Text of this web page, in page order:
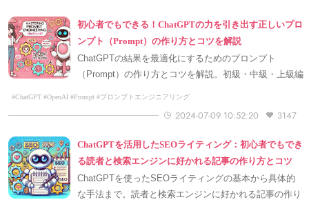
初心者でもできる！ChatGPTの力を引き出す正しいプロ
ンプト（Prompt）の作り方とコツを解説
ChatGPTの結果を最適化にするためのプロンプト
（Prompt）の作り方とコツを解説。初級・中級・上級編
答を得るための方法を解説。
#ChatGPT #OpenAI #Prompt #プロンプトエンジニアリング
2024-07-09 10:52:20 3147
ChatGPTを活用したSEOライティング：初心者でもでき
る読者と検索エンジンに好かれる記事の作り方とコツ
ChatGPTを使ったSEOライティングの基本から具体的
な手法まで。読者と検索エンジンに好かれる記事の作り